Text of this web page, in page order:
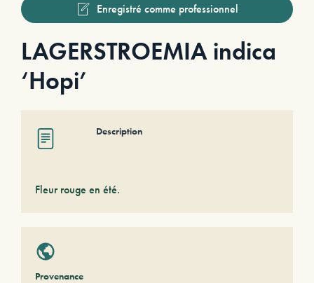
Enregistré comme professionnel
LAGERSTROEMIA indica
‘Hopi’
Description
Fleur rouge en été.
Provenance